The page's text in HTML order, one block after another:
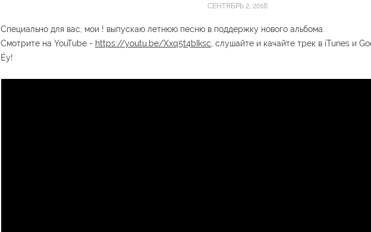
СЕНТЯБРЬ 2, 2016
Специально для вас, мои ! выпускаю летнюю песню в поддержку нового альбома.
Смотрите на YouTube - https://youtu.be/Xxq5t4bIksc, слушайте и качайте трек в iTunes и
Ёу!